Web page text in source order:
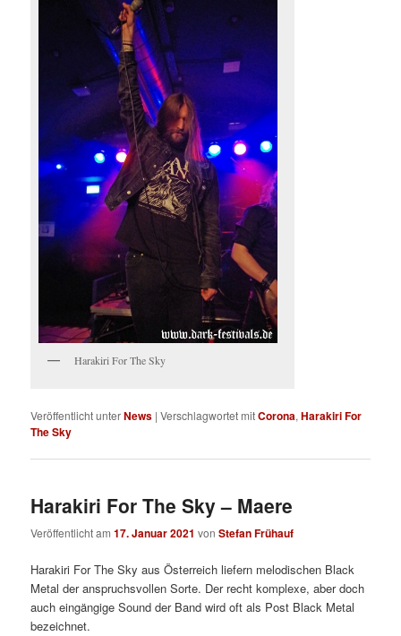
Harakiri For The Sky
Veröffentlicht unterNews |Verschlagwortet mitCorona,Harakiri For
The Sky
Harakiri For The Sky – Maere
Veröffentlicht am17. Januar 2021 vonStefan Frühauf
Harakiri For The Sky aus Österreich liefern melodischen Black
Metal der anspruchsvollen Sorte. Der recht komplexe, aber doch
auch eingängige Sound der Band wird oft als Post Black Metal
bezeichnet.